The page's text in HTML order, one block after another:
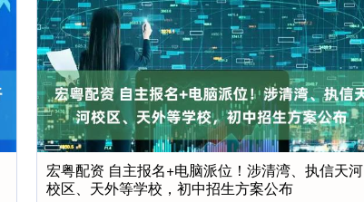
宏粤配资 自主报名+电脑派位！涉清湾、执信天河
校区、天外等学校，初中招生方案公布